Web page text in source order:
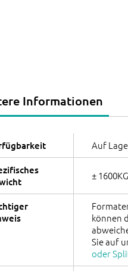
Informationen
Auf
±
können
Sie auf
oder